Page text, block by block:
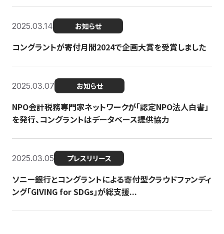
2025.03.14 お知らせ
コングラントが寄付月間2024で企画大賞を受賞しました
2025.03.07 お知らせ
NPO会計税務専門家ネットワークが「認定NPO法人白書」
を発行、コングラントはデータベース提供協力
2025.03.05 プレスリリース
ソニー銀行とコングラントによる寄付型クラウドファンディ
ング「GIVING for SDGs」が総支援...